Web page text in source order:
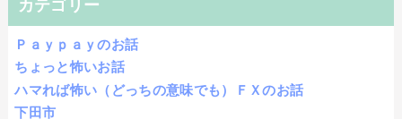
カテゴリー
Ｐａｙｐａｙのお話
ちょっと怖いお話
ハマれば怖い（どっちの意味でも）ＦＸのお話
下田市